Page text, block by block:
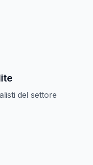
del settore